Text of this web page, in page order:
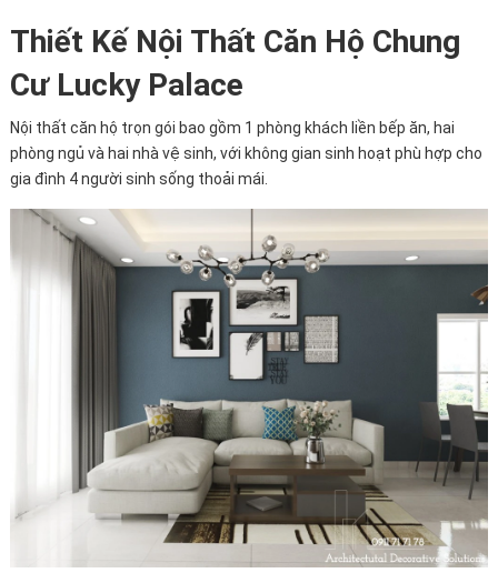
Thiết Kế Nội Thất Căn Hộ Chung
Cư Lucky Palace
Nội thất căn hộ trọn gói bao gồm 1 phòng khách liền bếp ăn, hai
phòng ngủ và hai nhà vệ sinh, với không gian sinh hoạt phù hợp cho
gia đình 4 người sinh sống thoải mái.